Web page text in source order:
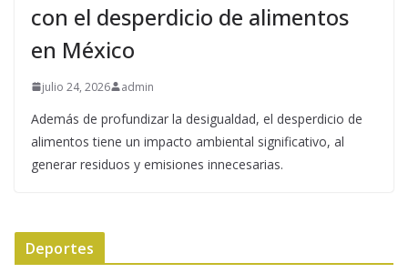
con el desperdicio de alimentos
en México
julio 24, 2026 admin
Además de profundizar la desigualdad, el desperdicio de
alimentos tiene un impacto ambiental significativo, al
generar residuos y emisiones innecesarias.
Deportes